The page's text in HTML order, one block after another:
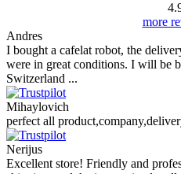
more
Andres
I bought a cafelat robot, the
were in great conditions. I will be
Switzerland ...
Mihaylovich
perfect all
Nerijus
Excellent store! Friendly and